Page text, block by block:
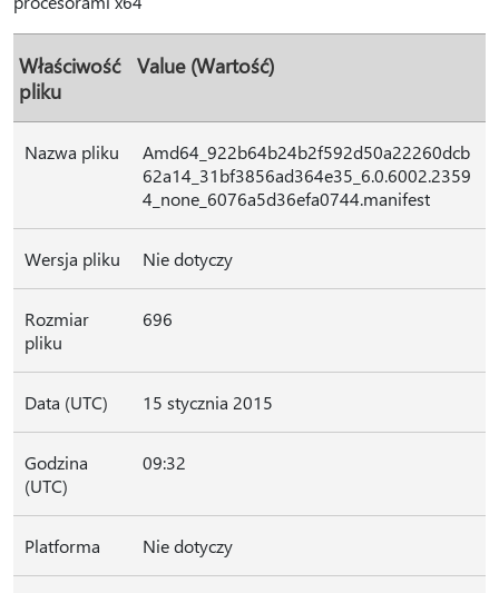
Właściwość
pliku
Value (Wartość)
Nazwa pliku
Amd64_922b64b24b2f592d50a22260dcb
62a14_31bf3856ad364e35_6.0.6002.2359
4_none_6076a5d36efa0744.manifest
Wersja pliku Nie dotyczy
Rozmiar
pliku
696
Data (UTC) 15 stycznia 2015
Godzina
(UTC)
09:32
Platforma Nie dotyczy